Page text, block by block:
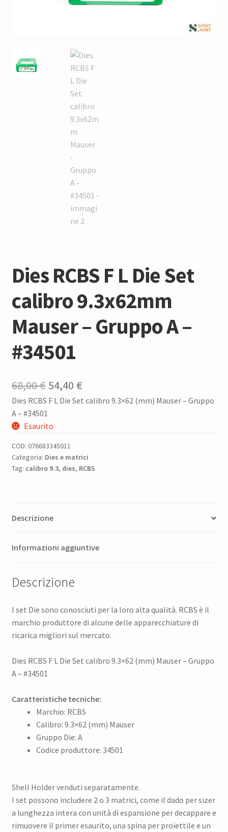
Dies RCBS F L Die Set
calibro 9.3x62mm
Mauser – Gruppo A –
#34501
68,00€ Il
prezzo
68,00 €.
54,40 €Il
prezzo
54,40 €.
Dies RCBS F L Die Set calibro 9.3×62 (mm) Mauser – Gruppo
A – #34501
Esaurito
COD: 076683345011
Categoria: Dies e matrici
Tag: calibro 9.3, dies, RCBS
Descrizione
Informazioni aggiuntive
Descrizione
I set Die sono conosciuti per la loro alta qualità. RCBS è il
marchio produttore di alcune delle apparecchiature di
ricarica migliori sul mercato.
Dies RCBS F L Die Set calibro 9.3×62 (mm) Mauser – Gruppo
A – #34501
Caratteristiche tecniche:
Marchio: RCBS
Calibro: 9.3×62 (mm) Mauser
Gruppo Die: A
Codice produttore: 34501
Shell Holder venduti separatamente.
I set possono includere 2 o 3 matrici, come il dado per sizer
a lunghezza intera con unità di espansione per decappare e
rimuovere il primer esaurito, una spina per proiettile e un